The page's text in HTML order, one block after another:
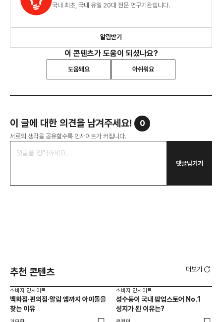
국내 최초, 국내 유일 20대 전문 연구기관입니다.
알림받기
이 콘텐츠가 도움이 되셨나요?
도움돼요 아쉬워요
이 글에 대한 의견을 남겨주세요! 0
서로의 생각을 공유할수록 인사이트가 커집니다.
댓글남기기
추천 콘텐츠 더보기
소비자 인사이트
백화점·편의점·알람 앱까지 아이돌을
찾는 이유
소비자 인사이트
성수동이 국내 팝업스토어 No.1
성지가 된 이유는?